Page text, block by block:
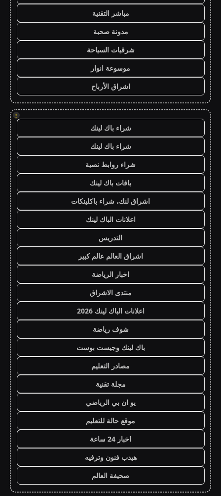
مباشر التقنية
مدونة صحبة
شرقيات السياحة
موسوعة انوار
اشراق الأرباح
!
شراء باك لينك
شراء باك لينك
شراء روابط نصية
باقات باك لينك
اشراق لنك، شراء باكلينكات
اعلانات الباك لينك
التدريس
اشراق العالم عالم كبير
اخبار الرياضة
منتدى الاشراق
اعلانات الباك لينك 2026
شوف رياضة
باك لينك وجيست بوست
مصادر التعليم
مجلة تقنية
يو ان بي الرياضي
موقع حالة للتعليم
اخبار 24 ساعة
هيدب فنون وترفيه
صحيفة العالم